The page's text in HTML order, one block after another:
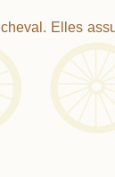
Elles